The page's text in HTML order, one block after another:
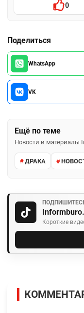
0
Поделиться
WhatsApp
VK
Ещё по теме
Новости и материалы
ДРАКА
Короткие